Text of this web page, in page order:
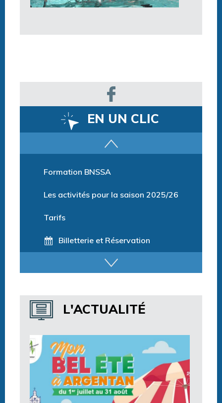
EN UN CLIC
Billetterie et Réservation
Horaires espace détente
Horaires centre aquatique
L'ACTUALITÉ